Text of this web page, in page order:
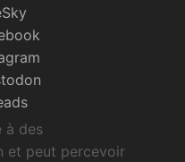
à des
et peut percevoir